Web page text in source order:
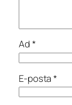
Ad*
E-posta*